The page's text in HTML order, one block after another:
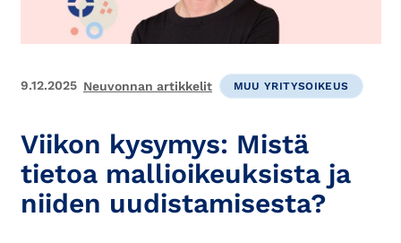
9.12.2025 Neuvonnan artikkelit MUU YRITYSOIKEUS
Viikon kysymys: Mistä
tietoa mallioikeuksista ja
niiden uudistamisesta?